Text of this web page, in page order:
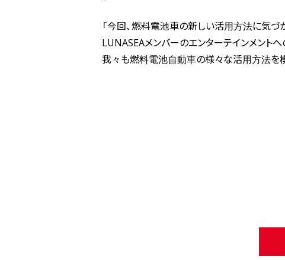
「今回、燃料電池車の新しい活用方法に気
LUNASEAメンバーのエンターテインメント
我々も燃料電池自動車の様々な活用方法を